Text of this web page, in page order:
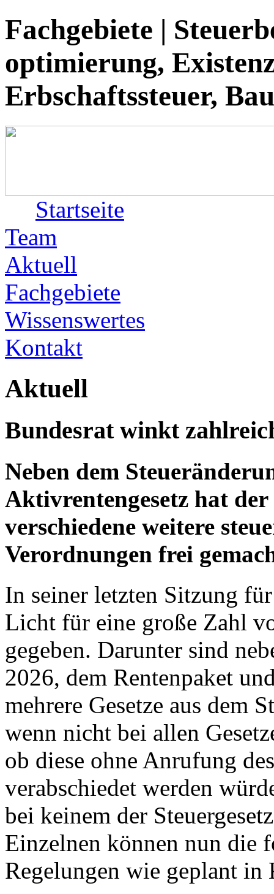
Fachgebiete |
optimierung,
Erbschaftssteuer,
Startseite
Team
Aktuell
Fachgebiete
Wissenswertes
Kontakt
Aktuell
Bundesrat winkt
Neben dem
Aktivrentengesetz hat
verschiedene weitere
Verordnungen frei
In seiner letzten Sitzung
Licht für eine große Zahl
gegeben. Darunter sind
2026, dem Rentenpaket
mehrere Gesetze aus dem
wenn nicht bei allen
ob diese ohne Anrufung
verabschiedet werden
bei keinem der
Einzelnen können nun die
Regelungen wie geplant in